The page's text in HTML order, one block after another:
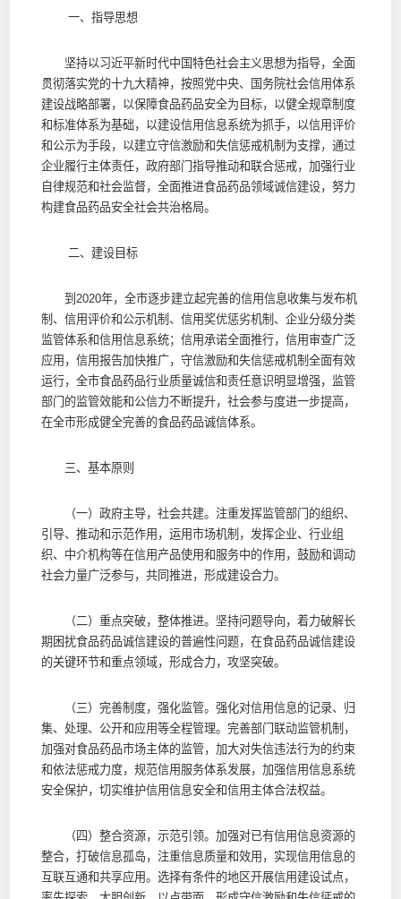
一、指导思想
坚持以习近平新时代中国特色社会主义思想为指导，全面
贯彻落实党的十九大精神，按照党中央、国务院社会信用体系
建设战略部署，以保障食品药品安全为目标，以健全规章制度
和标准体系为基础，以建设信用信息系统为抓手，以信用评价
和公示为手段，以建立守信激励和失信惩戒机制为支撑，通过
企业履行主体责任，政府部门指导推动和联合惩戒，加强行业
自律规范和社会监督，全面推进食品药品领域诚信建设，努力
构建食品药品安全社会共治格局。
二、建设目标
到2020年，全市逐步建立起完善的信用信息收集与发布机
制、信用评价和公示机制、信用奖优惩劣机制、企业分级分类
监管体系和信用信息系统；信用承诺全面推行，信用审查广泛
应用，信用报告加快推广，守信激励和失信惩戒机制全面有效
运行，全市食品药品行业质量诚信和责任意识明显增强，监管
部门的监管效能和公信力不断提升，社会参与度进一步提高，
在全市形成健全完善的食品药品诚信体系。
三、基本原则
（一）政府主导，社会共建。注重发挥监管部门的组织、
引导、推动和示范作用，运用市场机制，发挥企业、行业组
织、中介机构等在信用产品使用和服务中的作用，鼓励和调动
社会力量广泛参与，共同推进，形成建设合力。
（二）重点突破，整体推进。坚持问题导向，着力破解长
期困扰食品药品诚信建设的普遍性问题，在食品药品诚信建设
的关键环节和重点领域，形成合力，攻坚突破。
（三）完善制度，强化监管。强化对信用信息的记录、归
集、处理、公开和应用等全程管理。完善部门联动监管机制，
加强对食品药品市场主体的监管，加大对失信违法行为的约束
和依法惩戒力度，规范信用服务体系发展，加强信用信息系统
安全保护，切实维护信用信息安全和信用主体合法权益。
（四）整合资源，示范引领。加强对已有信用信息资源的
整合，打破信息孤岛，注重信息质量和效用，实现信用信息的
互联互通和共享应用。选择有条件的地区开展信用建设试点，